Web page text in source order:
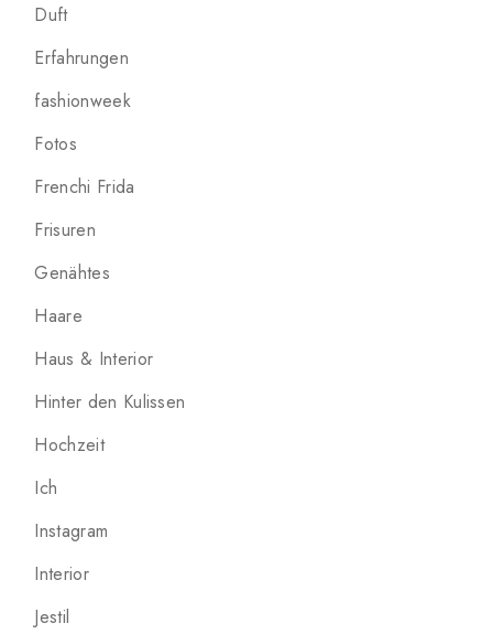
Duft
Erfahrungen
fashionweek
Fotos
Frenchi Frida
Frisuren
Genähtes
Haare
Haus & Interior
Hinter den Kulissen
Hochzeit
Ich
Instagram
Interior
Jestil